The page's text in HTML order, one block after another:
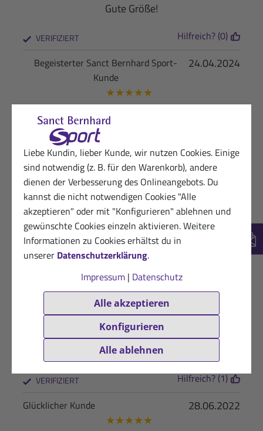
Liebe Kundin, lieber Kunde, wir nutzen Cookies. Einige
sind notwendig (z. B. für den Warenkorb), andere
dienen der Verbesserung des Onlineangebots. Du
kannst die nicht notwendigen Cookies "Alle
akzeptieren" oder mit "Konfigurieren" ablehnen und
gewünschte Cookies einzeln aktivieren. Weitere
Informationen zu Cookies erhältst du in
unserer Datenschutzerklärung.
Impressum| Datenschutz
Alle akzeptieren
Konfigurieren
Alle ablehnen
Gute Größe!
VERIFIZIERT Hilfreich? (0)
24.04.2024
Begeisterter Sanct Bernhard Sport-
Kunde
★★★★★
Очень полезный
VERIFIZIERT
08.04.2024
Dankbarer Kunde von Sanct Bernhard
Sport
★★★★ ★
Gute Flasche für den Sport und die Halterung am
Fahrrad
VERIFIZIERT
Dankbare Kundin von Sanct Bernhard
Sport
★★★★★
Man riecht das Plastik nicht,und ist
Spülmaschinen des
VERIFIZIERT Hilfreich? (1)
28.06.2022
Glücklicher Kunde
★★★★★